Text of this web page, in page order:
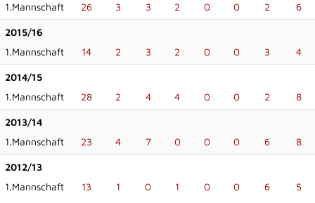
1.Mannschaft
26 3 3 2 0 0 2 6
2015/16
1.Mannschaft
14 2 3 2 0 0 3 4
2014/15
1.Mannschaft
28 2 4 4 0 0 2 8
2013/14
1.Mannschaft
23 4 7 0 0 0 6 8
2012/13
1.Mannschaft
13 1 0 1 0 0 6 5